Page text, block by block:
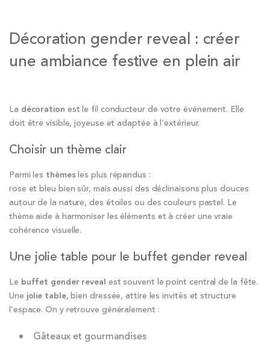
Décoration gender reveal : créer
une ambiance festive en plein air
La décoration est le fil conducteur de votre événement. Elle
doit être visible, joyeuse et adaptée à l’extérieur.
Choisir un thème clair
Parmi les thèmesles plus répandus :
rose et bleu bien sûr, mais aussi des déclinaisons plus douces
autour de la nature, des étoiles ou des couleurs pastel. Le
thème aide à harmoniser les éléments et à créer une vraie
cohérence visuelle.
Une jolie table pour le buffet gender reveal
Le buffet gender reveal est souvent le point central de la fête.
Une jolie table, bien dressée, attire les invités et structure
l’espace. On y retrouve généralement :
Gâteaux et gourmandises